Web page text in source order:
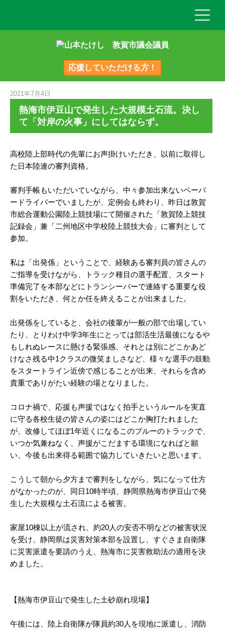
応援していただける方！
2021年7月4日
熱海市伊豆山で発生した大規模土石流。決し
て「対岸の火事」にしてはならず。
高校陸上部時代の先輩にお声掛けいただき、以前に取得し
た日本陸連の審判資格。
審判手帳もいただいていながら、中々参加出来ないペーパ
ードライバーでいましたが、定例会も終わり、昨日は敦賀
市総合運動公園陸上競技場にて開催された「敦賀陸上競技
記録会」兼「二州地区中学校陸上競技大会」に審判として
参加。
私は「出発係」ということで、経験ある審判員の皆さんの
ご指導を受けながら、トラック種目の選手配置、スタート
準備完了を本部などにトランシーバーで連絡する重要な役
割をいただき、何とか任を終えることが出来ました。
出発係をしていると、会社の後輩が一般の部で出場してい
たり、とりわけ中学3年生にとっては部活生活最後になるや
もしれぬレースに懸ける緊張感、それとは別にどこかあど
けなさ残る中1クラスの微笑ましさなど、様々な選手の鼓動
をスタートライン近傍で感じることが出来、それらを含め
貴重でありがたい経験の場となりました。
コロナ禍で、応援も声援ではなく拍手というルールを実直
に守る各校生徒の皆さんの姿にはどこか胸打たれました
が、改修してほぼ1年近くになるこのブルーのトラックで、
いつか気兼ねなく、声援がこだまする環境になればと願
い、今後も出来得る範囲で協力していきたいと思います。
こうして朝から夕方まで審判をしながら、気になって仕方
がなかったのが、同日10時半頃、静岡県熱海市伊豆山で発
生した大規模な土石流による被害。
家屋10棟以上が流され、約20人の安否不明などの被害状況
を受け、静岡県は災害対策本部を設置し、すぐさま自衛隊
に災害派遣を要請のうえ、熱海市に災害救助法の適用を決
めました。
【熱海市伊豆山で発生した土砂崩れ現場】
午後には、陸上自衛隊が隊員約30人を現地に派遣し、消防